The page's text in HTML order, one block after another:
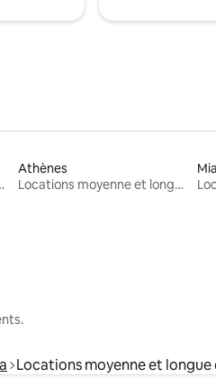
durée
Athènes
Locations moyenne et longue durée
Locations moyenne et longue